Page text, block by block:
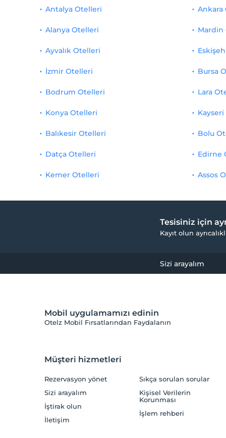
Antalya Otelleri
Alanya Otelleri
Ayvalık Otelleri
İzmir Otelleri
Ankara
Mardin
Bursa
Bodrum Otelleri
Konya Otelleri
Balıkesir Otelleri
Datça Otelleri
Kemer Otelleri
Lara
Bolu
Edirne
Assos
Tesisiniz için
Kayıt olun
Sizi arayalım
Mobil uygulamamızı edinin
Otelz Mobil Fırsatlarından Faydalanın
Müşteri hizmetleri
Rezervasyon yönet
Sizi arayalım
İştirak olun
İletişim
Sıkça sorulan sorular
Kişisel Verilerin
Korunması
İşlem rehberi